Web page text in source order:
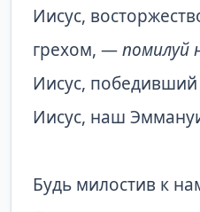
Иисус,
грехом, —помилуй
Иисус,
Иисус, наш
Будь милостив к